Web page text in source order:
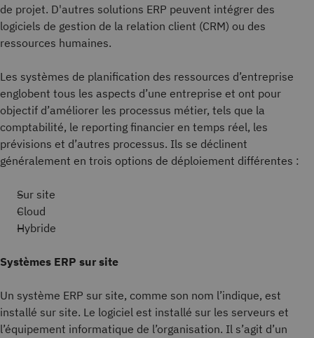
de projet. D'autres solutions ERP peuvent intégrer des
logiciels de gestion de la relation client (CRM) ou des
ressources humaines.
Les systèmes de planification des ressources d’entreprise
englobent tous les aspects d’une entreprise et ont pour
objectif d’améliorer les processus métier, tels que la
comptabilité, le reporting financier en temps réel, les
prévisions et d’autres processus. Ils se déclinent
généralement en trois options de déploiement différentes :
Sur site
Cloud
Hybride
Systèmes ERP sur site
Un système ERP sur site, comme son nom l’indique, est
installé sur site. Le logiciel est installé sur les serveurs et
l’équipement informatique de l’organisation. Il s’agit d’un